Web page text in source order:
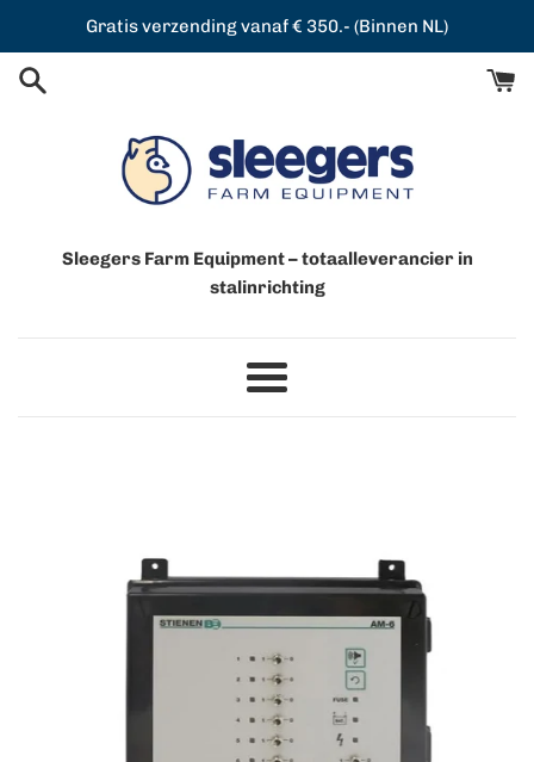
de
content
Gratis verzending vanaf € 350.- (Binnen NL)
Sleegers Farm Equipment – totaalleverancier in
stalinrichting
Menu